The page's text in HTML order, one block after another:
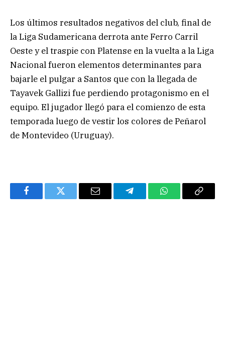
Los últimos resultados negativos del club, final de
la Liga Sudamericana derrota ante Ferro Carril
Oeste y el traspie con Platense en la vuelta a la Liga
Nacional fueron elementos determinantes para
bajarle el pulgar a Santos que con la llegada de
Tayavek Gallizi fue perdiendo protagonismo en el
equipo. El jugador llegó para el comienzo de esta
temporada luego de vestir los colores de Peñarol
de Montevideo (Uruguay).
FacebookTwitter Email TelegramWhatsAppCopy